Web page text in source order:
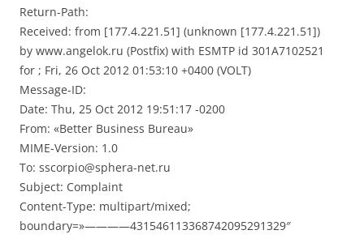
Return-Path:
Received: from [177.4.221.51] (unknown [177.4.221.51])
by www.angelok.ru (Postfix) with ESMTP id 301A7102521
for ; Fri, 26 Oct 2012 01:53:10 +0400 (VOLT)
Message-ID:
Date: Thu, 25 Oct 2012 19:51:17 -0200
From: «Better Business Bureau»
MIME-Version: 1.0
To: sscorpio@sphera-net.ru
Subject: Complaint
Content-Type: multipart/mixed;
boundary=»————431546113368742095291329″